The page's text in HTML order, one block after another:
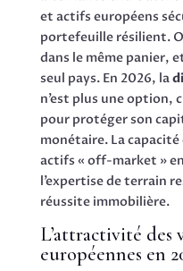
et actifs européens
portefeuille résilient.
dans le même panier,
seul pays. En 2026, la
n’est plus une option,
pour protéger son
monétaire. La capacité
actifs « off-market »
l’expertise de terrain
réussite immobilière.
L’attractivité des
européennes en